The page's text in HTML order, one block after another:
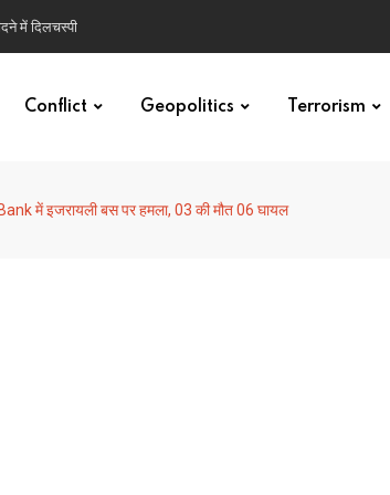
में दिलचस्पी
Conflict Geopolitics Terrorism
में इजरायली बस पर हमला, 03 की मौत 06 घायल